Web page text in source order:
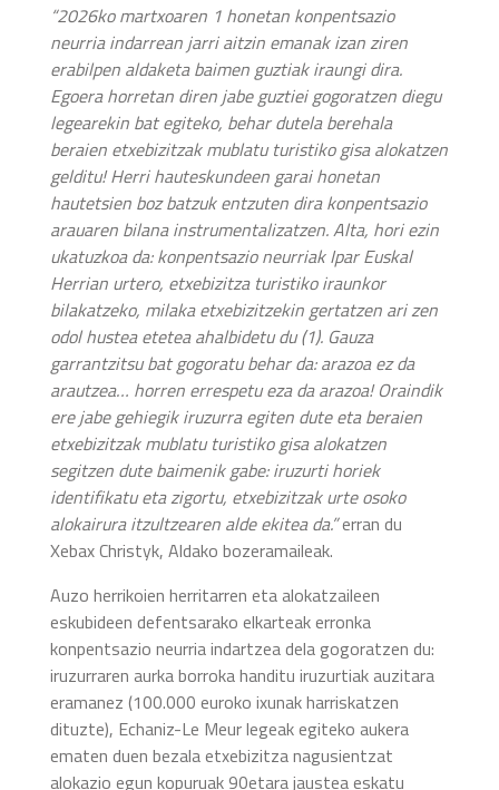
“2026ko martxoaren 1 honetan konpentsazio
neurria indarrean jarri aitzin emanak izan ziren
erabilpen aldaketa baimen guztiak iraungi dira.
Egoera horretan diren jabe guztiei gogoratzen diegu
legearekin bat egiteko, behar dutela berehala
beraien etxebizitzak mublatu turistiko gisa alokatzen
gelditu! Herri hauteskundeen garai honetan
hautetsien boz batzuk entzuten dira konpentsazio
arauaren bilana instrumentalizatzen. Alta, hori ezin
ukatuzkoa da: konpentsazio neurriak Ipar Euskal
Herrian urtero, etxebizitza turistiko iraunkor
bilakatzeko, milaka etxebizitzekin gertatzen ari zen
odol hustea etetea ahalbidetu du (1). Gauza
garrantzitsu bat gogoratu behar da: arazoa ez da
arautzea… horren errespetu eza da arazoa! Oraindik
ere jabe gehiegik iruzurra egiten dute eta beraien
etxebizitzak mublatu turistiko gisa alokatzen
segitzen dute baimenik gabe: iruzurti horiek
identifikatu eta zigortu, etxebizitzak urte osoko
alokairura itzultzearen alde ekitea da.”erran du
Xebax Christyk, Aldako bozeramaileak.
Auzo herrikoien herritarren eta alokatzaileen
eskubideen defentsarako elkarteak erronka
konpentsazio neurria indartzea dela gogoratzen du:
iruzurraren aurka borroka handitu iruzurtiak auzitara
eramanez (100.000 euroko ixunak harriskatzen
dituzte), Echaniz-Le Meur legeak egiteko aukera
ematen duen bezala etxebizitza nagusientzat
alokazio egun kopuruak 90etara jaustea eskatu